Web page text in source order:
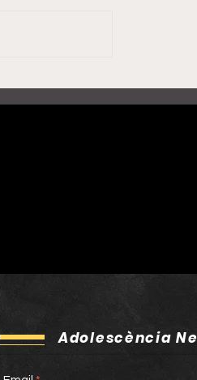
Rosalía atura el
Milà per
Adolescència